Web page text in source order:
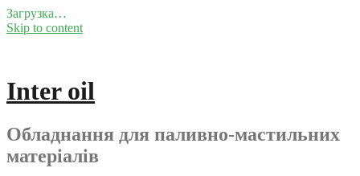
Загрузка…
Skip to content
Inter oil
Обладнання для паливно-мастильних
матеріалів